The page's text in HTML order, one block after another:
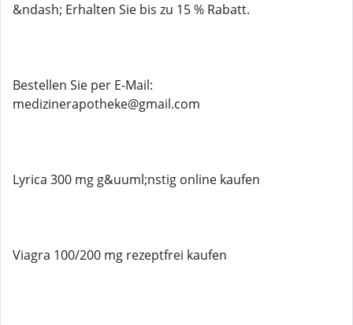
&ndash; Erhalten Sie bis zu 15 % Rabatt.
Bestellen Sie per E-Mail:
medizinerapotheke@gmail.com
Lyrica 300 mg g&uuml;nstig online kaufen
Viagra 100/200 mg rezeptfrei kaufen